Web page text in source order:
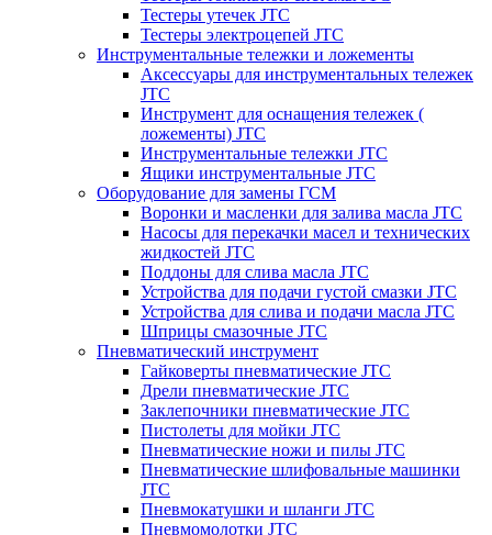
Тестеры утечек JTC
Тестеры электроцепей JTC
Инструментальные тележки и ложементы
Аксессуары для инструментальных тележек
JTC
Инструмент для оснащения тележек (
ложементы) JTC
Инструментальные тележки JTC
Ящики инструментальные JTC
Оборудование для замены ГСМ
Воронки и масленки для залива масла JTC
Насосы для перекачки масел и технических
жидкостей JTC
Поддоны для слива масла JTC
Устройства для подачи густой смазки JTC
Устройства для слива и подачи масла JTC
Шприцы смазочные JTC
Пневматический инструмент
Гайковерты пневматические JTC
Дрели пневматические JTC
Заклепочники пневматические JTC
Пистолеты для мойки JTC
Пневматические ножи и пилы JTC
Пневматические шлифовальные машинки
JTC
Пневмокатушки и шланги JTC
Пневмомолотки JTC